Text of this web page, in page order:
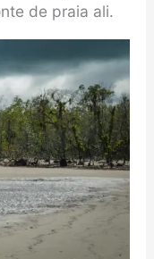
de praia ali.